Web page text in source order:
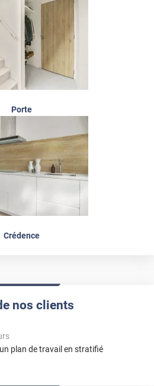
Porte
Crédence
nos clients
plan de travail en stratifié